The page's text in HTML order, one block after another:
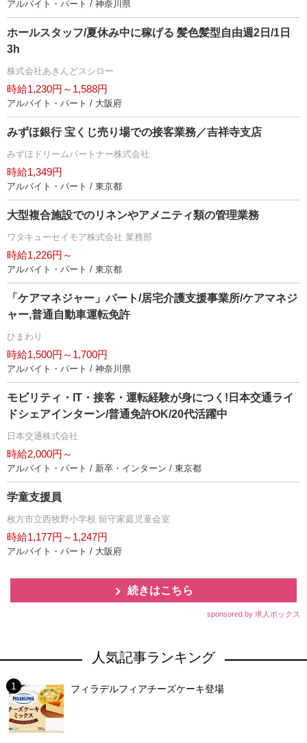
アルバイト・パート / 神奈川県
ホールスタッフ/夏休み中に稼げる 髪色髪型自由週2日/1日
3h
株式会社あきんどスシロー
時給1,230円～1,588円
アルバイト・パート / 大阪府
みずほ銀行 宝くじ売り場での接客業務／吉祥寺支店
みずほドリームパートナー株式会社
時給1,349円
アルバイト・パート / 東京都
大型複合施設でのリネンやアメニティ類の管理業務
ワタキューセイモア株式会社 業務部
時給1,226円～
アルバイト・パート / 東京都
「ケアマネジャー」パート/居宅介護支援事業所/ケアマネジ
ャー,普通自動車運転免許
ひまわり
時給1,500円～1,700円
アルバイト・パート / 神奈川県
モビリティ・IT・接客・運転経験が身につく!日本交通ライ
ドシェアインターン/普通免許OK/20代活躍中
日本交通株式会社
時給2,000円～
アルバイト・パート / 新卒・インターン / 東京都
学童支援員
枚方市立西牧野小学校 留守家庭児童会室
時給1,177円～1,247円
アルバイト・パート / 大阪府
続きはこちら
sponsored by 求人ボックス
人気記事ランキング
フィラデルフィアチーズケーキ登場